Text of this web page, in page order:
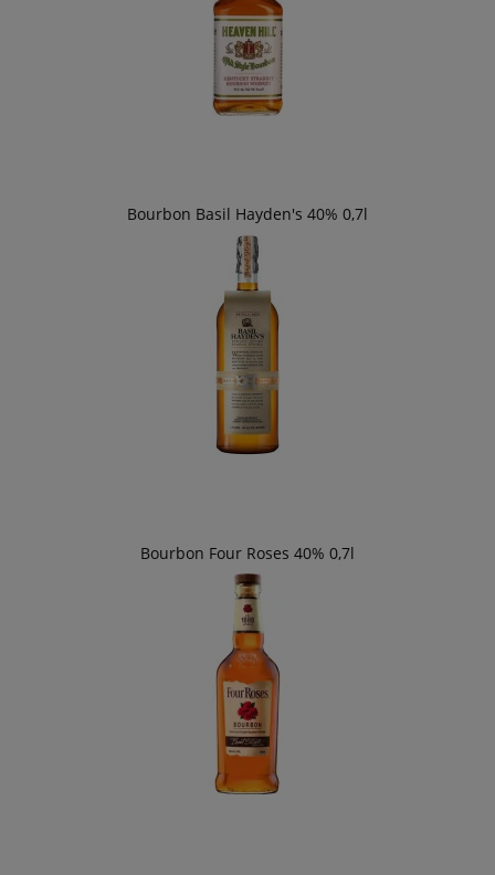
Bourbon Basil Hayden's 40% 0,7l
Bourbon Four Roses 40% 0,7l